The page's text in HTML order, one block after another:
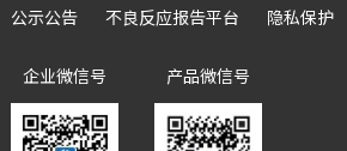
公示公告 不良反应报告平台 隐私保护
企业微信号 产品微信号